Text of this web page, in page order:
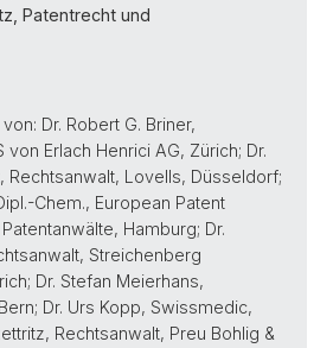
Patentrecht und
Dr. Robert G. Briner,
von Erlach Henrici AG, Zürich; Dr.
Rechtsanwalt, Lovells, Düsseldorf;
Chem., European Patent
Hamburg; Dr.
Streichenberg
Dr. Stefan Meierhans,
Dr. Urs Kopp, Swissmedic,
Rechtsanwalt, Preu Bohlig &